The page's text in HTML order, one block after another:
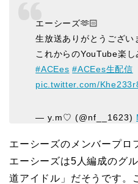
エーシーズ🫶🏻
生放送ありがとうござ
これからのYouTube楽し
#ACEes #ACEes生配信
pic.twitter.com/
— y.m♡ (@nf__1623)
エーシーズのメンバープロ
エーシーズは5人編成のグ
道アイドル」だそうです。